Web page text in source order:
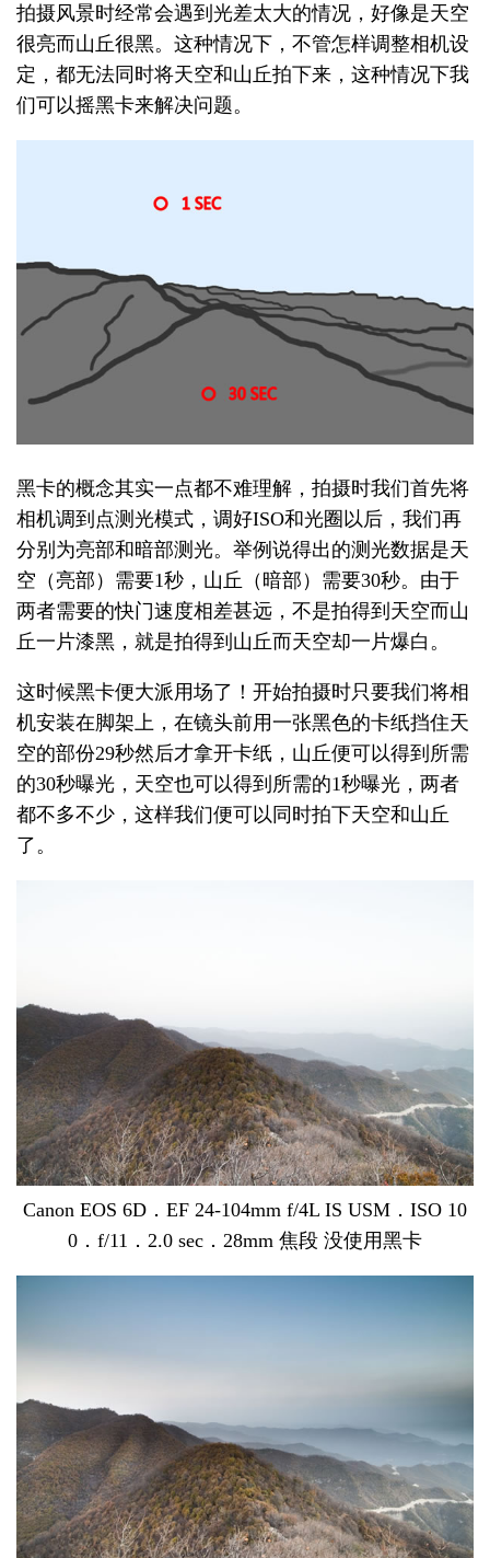
拍摄风景时经常会遇到光差太大的情况，好像是天空
很亮而山丘很黑。这种情况下，不管怎样调整相机设
定，都无法同时将天空和山丘拍下来，这种情况下我
们可以摇黑卡来解决问题。
黑卡的概念其实一点都不难理解，拍摄时我们首先将
相机调到点测光模式，调好ISO和光圈以后，我们再
分别为亮部和暗部测光。举例说得出的测光数据是天
空（亮部）需要1秒，山丘（暗部）需要30秒。由于
两者需要的快门速度相差甚远，不是拍得到天空而山
丘一片漆黑，就是拍得到山丘而天空却一片爆白。
这时候黑卡便大派用场了！开始拍摄时只要我们将相
机安装在脚架上，在镜头前用一张黑色的卡纸挡住天
空的部份29秒然后才拿开卡纸，山丘便可以得到所需
的30秒曝光，天空也可以得到所需的1秒曝光，两者
都不多不少，这样我们便可以同时拍下天空和山丘
了。
Canon EOS 6D．EF 24-104mm f/4L IS USM．ISO 10
0．f/11．2.0 sec．28mm 焦段 没使用黑卡